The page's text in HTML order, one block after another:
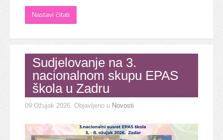
Nastavi čitati
Sudjelovanje na 3.
nacionalnom skupu EPAS
škola u Zadru
09 Ožujak 2026. Objavljeno u Novosti